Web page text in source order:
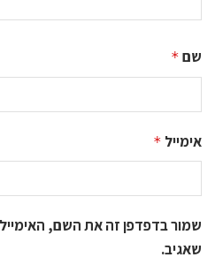
שם *
אימייל *
שמור בדפדפן זה את השם,
שאגיב.